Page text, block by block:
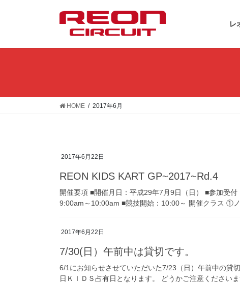
レ
HOME 2017年6月
2017年6月22日
REON KIDS KART GP~2017~Rd.4
開催要項 ■開催月日：平成29年7月9日（日） ■参加受
9:00am～10:00am ■競技開始：10:00～ 開催クラス ①
2017年6月22日
7/30(日）午前中は貸切です。
6/1にお知らせさせていただいた7/23（日）午前中の貸
日ＫＩＤＳ占有日となります。 どうかご注意ください